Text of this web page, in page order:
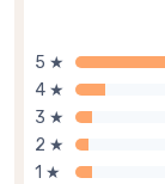
5 ★
4 ★
3 ★
2 ★
1 ★